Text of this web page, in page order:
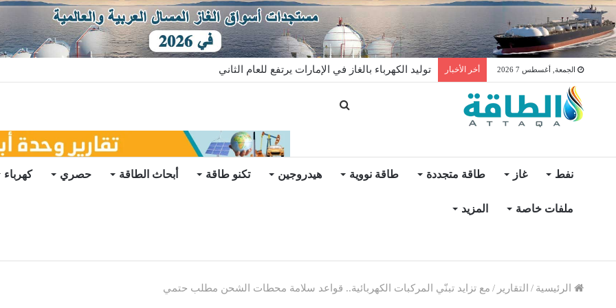
الجمعة, أغسطس 7 2026 أخر الأخبار مخزونات النفط الأميركية ترتفع 2.5 مليون برميل عكس التوقعات
نفط غاز طاقة متجددة طاقة نووية هيدروجين تكنو طاقة أبحاث الطاقة حصري كهرباء
ملفات خاصة المزيد
الرئيسية / التقارير / مع تزايد تبنّي المركبات الكهربائية.. قواعد سلامة محطات الشحن مطلب حتمي